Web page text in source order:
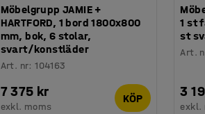
Möbelgrupp JAMIE +
HARTFORD, 1 bord 1800x800
mm, bok, 6 stolar,
svart/konstläder
Art. nr:104163
7 375 kr
exkl. moms
KÖP
1 st
st
Art.
3
exkl.